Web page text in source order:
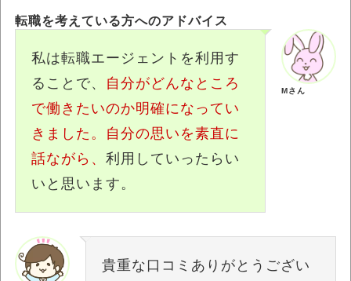
転職を考えている方へのアドバイス
私は転職エージェントを利用す
ることで、 自分がどんなところ
で働きたいのか明確になってい
きました。自分の思いを素直に
話ながら、 利用していったらい
いと思います。
Mさん
貴重な口コミありがとうござい